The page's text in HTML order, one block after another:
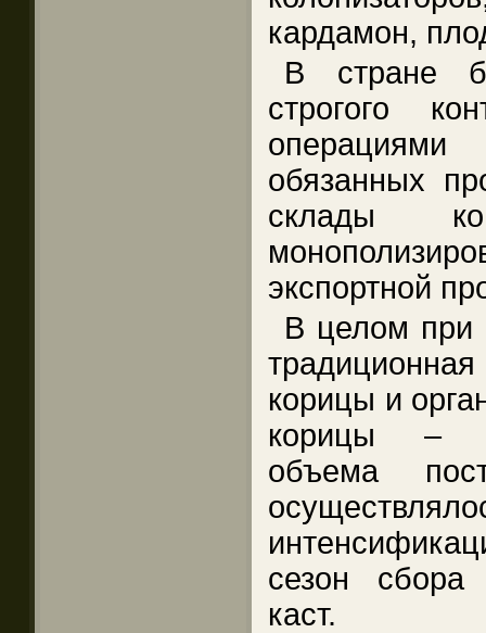
кардамон,
В стране
строгого
обязанных
склады
экспортной
В целом при
корицы и
корицы –
объема
сезон сбора
каст.